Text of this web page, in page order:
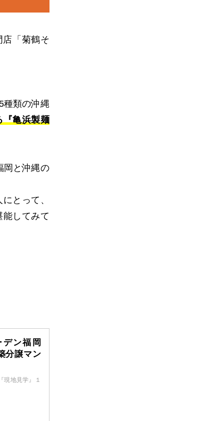
店「菊鶴そ
種類の沖縄
『亀浜製麺
岡と沖縄の
とって、
してみて
ン福岡
分譲マン
現地見学』１